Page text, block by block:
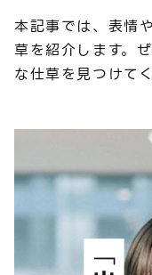
本記事では、表情
草を紹介します。
な仕草を見つけて